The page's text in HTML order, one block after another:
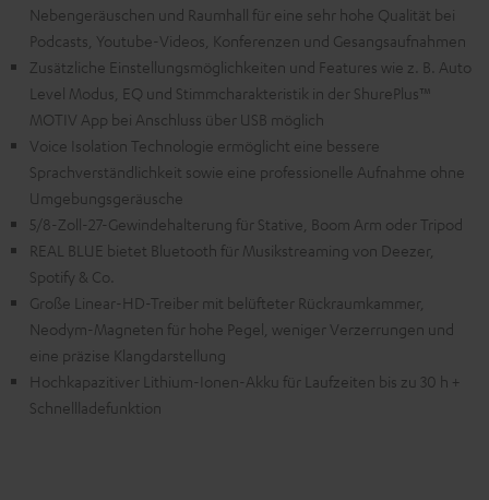
Nebengeräuschen und Raumhall für eine sehr hohe Qualität bei
Podcasts, Youtube-Videos, Konferenzen und Gesangsaufnahmen
Zusätzliche Einstellungsmöglichkeiten und Features wie z. B. Auto
Level Modus, EQ und Stimmcharakteristik in der ShurePlus™
MOTIV App bei Anschluss über USB möglich
Voice Isolation Technologie ermöglicht eine bessere
Sprachverständlichkeit sowie eine professionelle Aufnahme ohne
Umgebungsgeräusche
5/8-Zoll-27-Gewindehalterung für Stative, Boom Arm oder Tripod
REAL BLUE bietet Bluetooth für Musikstreaming von Deezer,
Spotify & Co.
Große Linear-HD-Treiber mit belüfteter Rückraumkammer,
Neodym-Magneten für hohe Pegel, weniger Verzerrungen und
eine präzise Klangdarstellung
Hochkapazitiver Lithium-Ionen-Akku für Laufzeiten bis zu 30 h +
Schnellladefunktion